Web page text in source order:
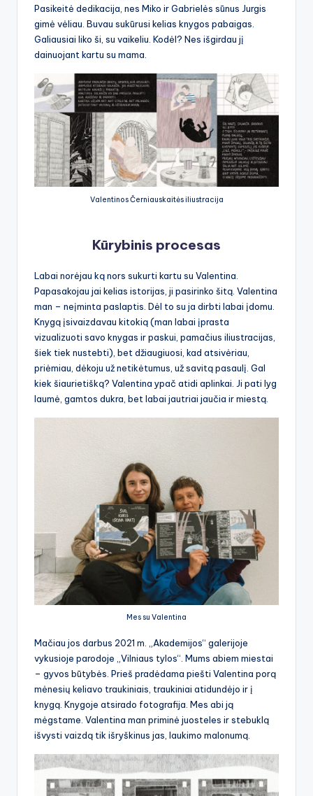
Pasikeitė dedikacija, nes Miko ir Gabrielės sūnus Jurgis
gimė vėliau. Buvau sukūrusi kelias knygos pabaigas.
Galiausiai liko ši, su vaikeliu. Kodėl? Nes išgirdau jį
dainuojant kartu su mama.
Valentinos Černiauskaitės iliustracija
Kūrybinis procesas
Labai norėjau ką nors sukurti kartu su Valentina.
Papasakojau jai kelias istorijas, ji pasirinko šitą. Valentina
man – neįminta paslaptis. Dėl to su ja dirbti labai įdomu.
Knygą įsivaizdavau kitokią (man labai įprasta
vizualizuoti savo knygas ir paskui, pamačius iliustracijas,
šiek tiek nustebti), bet džiaugiuosi, kad atsivėriau,
priėmiau, dėkoju už netikėtumus, už savitą pasaulį. Gal
kiek šiaurietišką? Valentina ypač atidi aplinkai. Ji pati lyg
laumė, gamtos dukra, bet labai jautriai jaučia ir miestą.
Mes su Valentina
Mačiau jos darbus 2021 m. „Akademijos“ galerijoje
vykusioje parodoje „Vilniaus tylos“. Mums abiem miestai
– gyvos būtybės. Prieš pradėdama piešti Valentina porą
mėnesių keliavo traukiniais, traukiniai atidundėjo ir į
knygą. Knygoje atsirado fotografija. Mes abi ją
mėgstame. Valentina man priminė juosteles ir stebuklą
išvysti vaizdą tik išryškinus jas, laukimo malonumą.